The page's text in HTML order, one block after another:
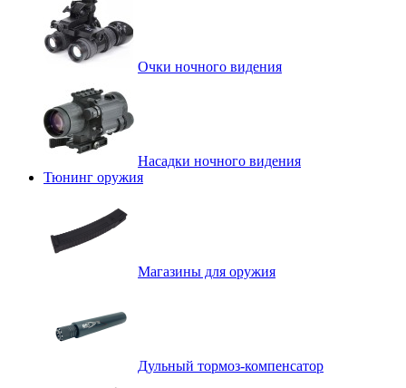
Очки ночного видения
Насадки ночного видения
Тюнинг оружия
Магазины для оружия
Дульный тормоз-компенсатор